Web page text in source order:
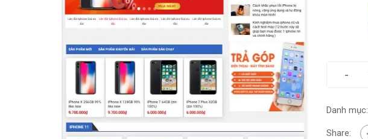
-
Danh mục:
Share: